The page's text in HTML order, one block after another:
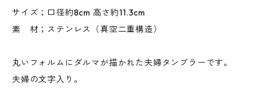
サイズ；口径約8cm 高さ約11.3cm
素 材；ステンレス（真空二重構造）
丸いフォルムにダルマが描かれた夫婦タンブラーです。
夫婦の文字入り。